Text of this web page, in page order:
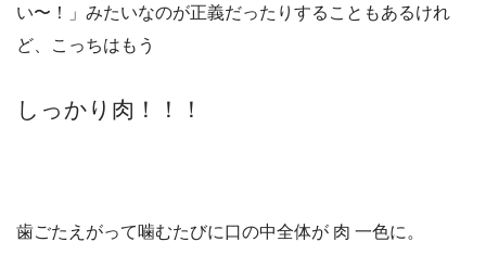
い〜！」みたいなのが正義だったりすることもあるけれ
ど、こっちはもう
しっかり肉！！！
歯ごたえがって噛むたびに口の中全体が 肉 一色に。